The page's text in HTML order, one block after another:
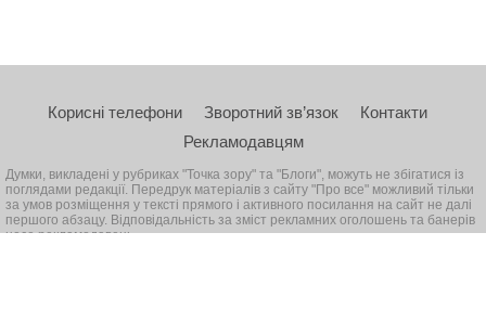
Корисні телефони Зворотний зв’язок
Контакти
Рекламодавцям
Думки, викладені у рубриках "Точка зору" та "Блоги", можуть не збігатися із
поглядами редакції. Передрук матеріалів з сайту "Про все" можливий тільки
за умов розміщення у тексті прямого і активного посилання на сайт не далі
першого абзацу. Відповідальність за зміст рекламних оголошень та банерів
несе рекламодавець